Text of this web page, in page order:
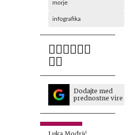
morje
infografika
Dodajte med
prednostne vire